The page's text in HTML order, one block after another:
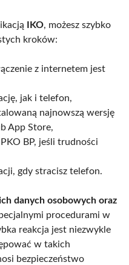
IKO, możesz szybko
kroków:
z internetem jest
jak i telefon,
najnowszą wersję
App Store,
BP, jeśli trudności
gdy stracisz telefon.
danych osobowych oraz
procedurami w
reakcja jest niezwykle
w takich
bezpieczeństwo